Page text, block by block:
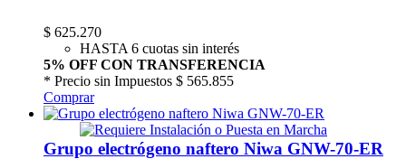
$ 625.270
HASTA 6 cuotas sin interés
5% OFF CON TRANSFERENCIA
* Precio sin Impuestos $ 565.855
Comprar
Grupo electrógeno naftero Niwa GNW-70-ER